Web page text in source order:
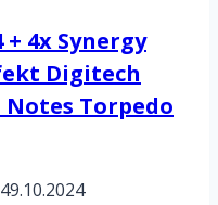
+ 4x Synergy
Digitech
Notes Torpedo
9.10.2024